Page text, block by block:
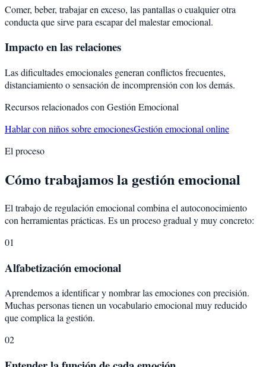
Comer, beber, trabajar en exceso, las pantallas o cualquier otra
conducta que sirve para escapar del malestar emocional.
Impacto en las relaciones
Las dificultades emocionales generan conflictos frecuentes,
distanciamiento o sensación de incomprensión con los demás.
Recursos relacionados con Gestión Emocional
Hablar con niños sobre emocionesGestión emocional online
El proceso
Cómo trabajamos la gestión emocional
El trabajo de regulación emocional combina el autoconocimiento
con herramientas prácticas. Es un proceso gradual y muy concreto:
01
Alfabetización emocional
Aprendemos a identificar y nombrar las emociones con precisión.
Muchas personas tienen un vocabulario emocional muy reducido
que complica la gestión.
02